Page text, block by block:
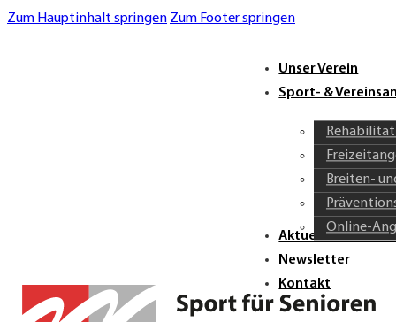
Zum Hauptinhalt springen Zum Footer springen
Unser Verein
Sport- &
Breiten-
Online-
Aktuelles &
Newsletter
Kontakt